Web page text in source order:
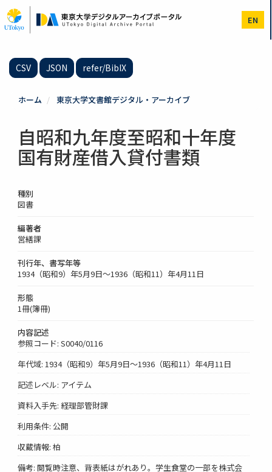
イ
ン
EN
CSV JSON refer/BibIX
ホーム 東京大学文書館デジタル・アーカイブ
自昭和九年度至昭和十年度
国有財産借入貸付書類
種別
図書
編著者
営繕課
刊行年、書写年等
1934（昭和9）年5月9日～1936（昭和11）年4月11日
形態
1冊(簿冊)
内容記述
参照コード: S0040/0116
年代域: 1934（昭和9）年5月9日～1936（昭和11）年4月11日
記述レベル: アイテム
資料入手先: 経理部管財課
利用条件: 公開
収蔵情報: 柏
備考: 閲覧時注意、背表紙はがれあり。学生食堂の一部を株式会